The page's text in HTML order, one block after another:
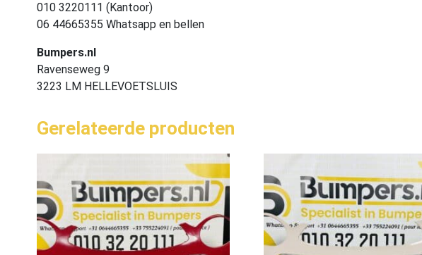
010 3220111 (Kantoor)
06 44665355 Whatsapp en bellen
Bumpers.nl
Ravenseweg 9
3223 LM HELLEVOETSLUIS
Gerelateerde producten